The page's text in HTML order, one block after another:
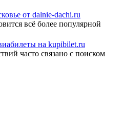
от dalnie-dachi.ru
всё более популярной
на kupibilet.ru
часто связано с поиском